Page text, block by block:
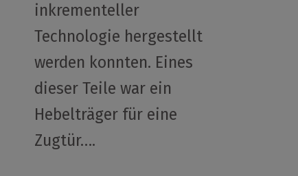
inkrementeller
Technologie hergestellt
werden konnten. Eines
dieser Teile war ein
Hebelträger für eine
Zugtür….